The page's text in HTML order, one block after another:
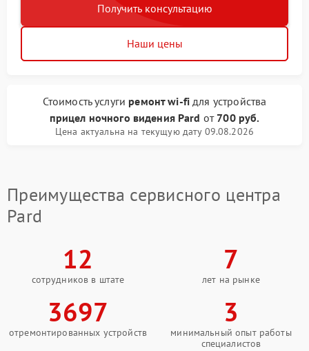
Получить консультацию
Наши цены
Стоимость услуги ремонт wi-fi для устройства
прицел ночного видения Pard от 700 руб.
Цена актуальна на текущую дату 09.08.2026
Преимущества сервисного центра
Pard
12
сотрудников в штате
7
лет на рынке
3697
отремонтированных устройств
3
минимальный опыт работы
специалистов